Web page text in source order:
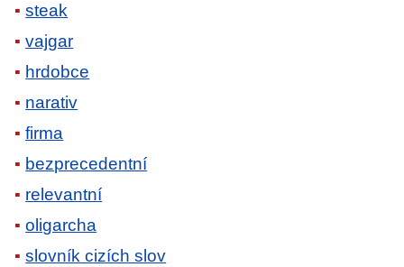
steak
vajgar
hrdobce
narativ
firma
bezprecedentní
relevantní
oligarcha
slovník cizích slov